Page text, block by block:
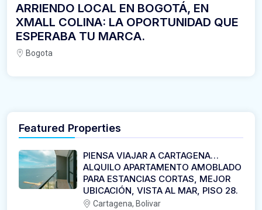
ARRIENDO LOCAL EN BOGOTÁ, EN
XMALL COLINA: LA OPORTUNIDAD QUE
ESPERABA TU MARCA.
Bogota
Featured Properties
PIENSA VIAJAR A CARTAGENA…
ALQUILO APARTAMENTO AMOBLADO
PARA ESTANCIAS CORTAS, MEJOR
UBICACIÓN, VISTA AL MAR, PISO 28.
Cartagena, Bolivar